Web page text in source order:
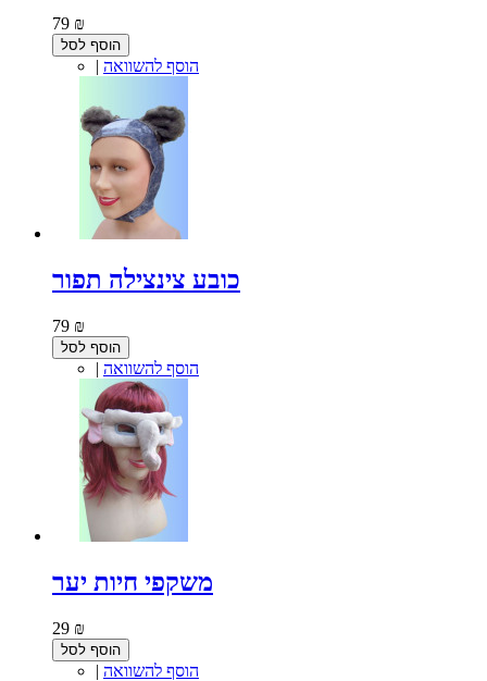
79 ₪
הוסף לסל
| הוסף להשוואה
כובע צינצילה תפור
79 ₪
הוסף לסל
| הוסף להשוואה
משקפי חיות יער
29 ₪
הוסף לסל
| הוסף להשוואה